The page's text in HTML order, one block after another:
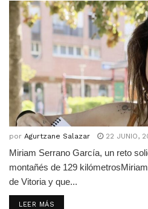
por Agurtzane Salazar 22 JUNIO,
Miriam Serrano García, un reto
montañés de 129
de Vitoria y que...
LEER MÁS